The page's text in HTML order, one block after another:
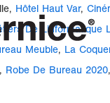
Hôtel Haut Var,
De Linformatique
Meuble, La
, Robe De Bureau 2020